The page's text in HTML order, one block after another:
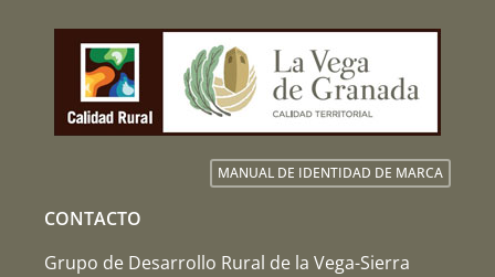
MANUAL DE IDENTIDAD DE MARCA
CONTACTO
Grupo de Desarrollo Rural de la Vega-Sierra